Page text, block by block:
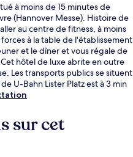
à moins de 15 minutes de
(Hannover Messe). Histoire de
au centre de fitness, à moins
à la table de l'établissement
et le dîner et vous régale de
hôtel de luxe abrite en outre
Les transports publics se situent
U-Bahn Lister Platz est à 3 min
Meile, à 11 min.
sur cet